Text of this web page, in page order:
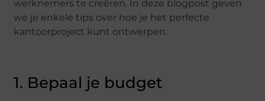
werknemers te creëren. In deze blogpost geven
we je enkele tips over hoe je het perfecte
kantoorproject kunt ontwerpen.
1. Bepaal je budget